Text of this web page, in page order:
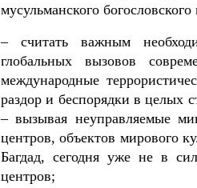
мусульманского
– считать важным
глобальных вызовов
международные
раздор и беспорядки в целых
– вызывая неуправляемые
центров, объектов мирового
Багдад, сегодня уже не в
центров;